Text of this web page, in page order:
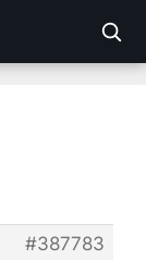
#387783